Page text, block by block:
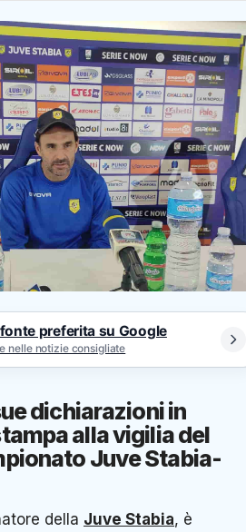
preferita su Google
nelle notizie consigliate
dichiarazioni in
alla vigilia del
Juve Stabia-
della Juve Stabia, è